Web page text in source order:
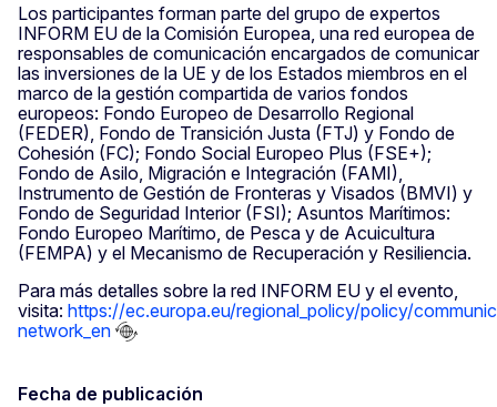
Los participantes forman parte del grupo de expertos
INFORM EU de la Comisión Europea, una red europea de
responsables de comunicación encargados de comunicar
las inversiones de la UE y de los Estados miembros en el
marco de la gestión compartida de varios fondos
europeos: Fondo Europeo de Desarrollo Regional
(FEDER), Fondo de Transición Justa (FTJ) y Fondo de
Cohesión (FC); Fondo Social Europeo Plus (FSE+);
Fondo de Asilo, Migración e Integración (FAMI),
Instrumento de Gestión de Fronteras y Visados (BMVI) y
Fondo de Seguridad Interior (FSI); Asuntos Marítimos:
Fondo Europeo Marítimo, de Pesca y de Acuicultura
(FEMPA) y el Mecanismo de Recuperación y Resiliencia.
Para más detalles sobre la red INFORM EU y el evento,
visita: https://ec.europa.eu/regional_policy/policy/
network_en
Fecha de publicación